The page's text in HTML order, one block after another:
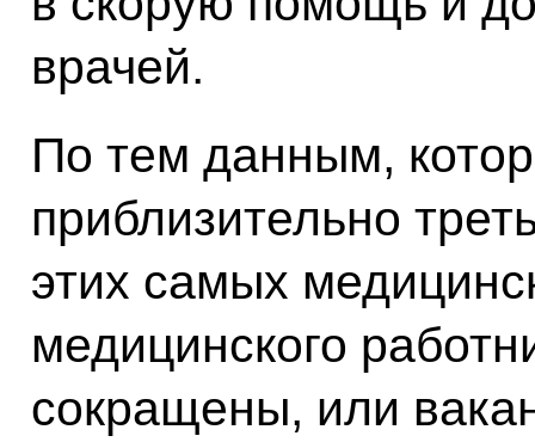
врачей.
По тем данным,
приблизительно
этих самых
медицинского
сокращены, или